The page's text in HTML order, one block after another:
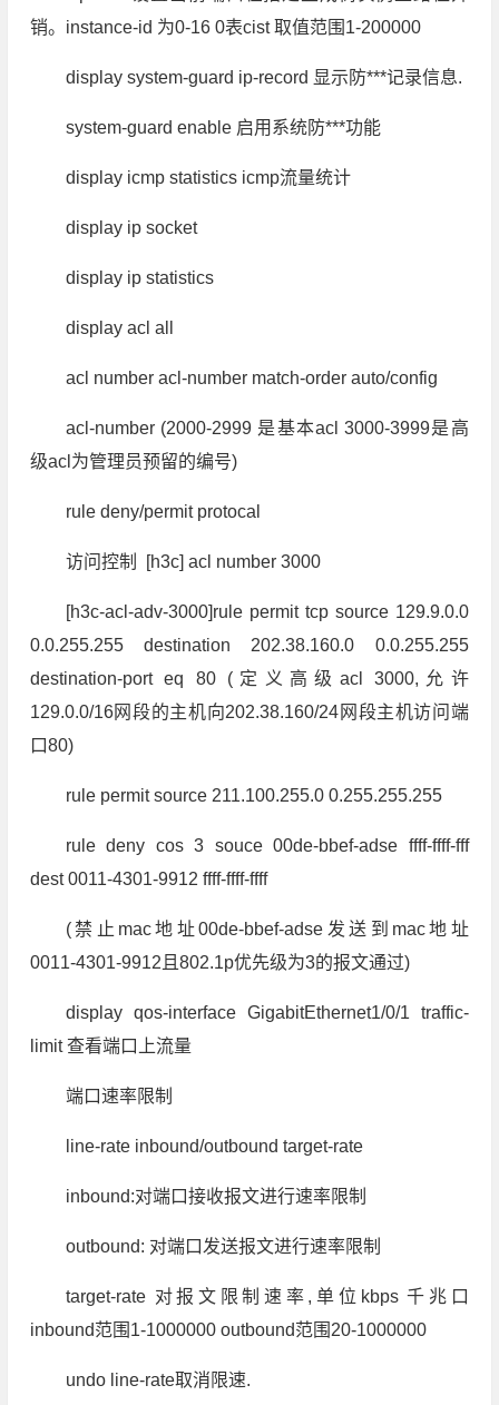
销。instance-id 为0-16 0表cist 取值范围1-200000
display system-guard ip-record 显示防***记录信息.
system-guard enable 启用系统防***功能
display icmp statistics icmp流量统计
display ip socket
display ip statistics
display acl all
acl number acl-number match-order auto/config
acl-number (2000-2999 是基本acl 3000-3999是高
级acl为管理员预留的编号)
rule deny/permit protocal
访问控制 [h3c] acl number 3000
[h3c-acl-adv-3000]rule permit tcp source 129.9.0.0
0.0.255.255 destination 202.38.160.0 0.0.255.255
destination-port eq 80 (定义高级acl 3000,允许
129.0.0/16网段的主机向202.38.160/24网段主机访问端
口80)
rule permit source 211.100.255.0 0.255.255.255
rule deny cos 3 souce 00de-bbef-adse ffff-ffff-fff
dest 0011-4301-9912 ffff-ffff-ffff
(禁止mac地址00de-bbef-adse发送到mac地址
0011-4301-9912且802.1p优先级为3的报文通过)
display qos-interface GigabitEthernet1/0/1 traffic-
limit 查看端口上流量
端口速率限制
line-rate inbound/outbound target-rate
inbound:对端口接收报文进行速率限制
outbound: 对端口发送报文进行速率限制
target-rate 对报文限制速率,单位kbps 千兆口
inbound范围1-1000000 outbound范围20-1000000
undo line-rate取消限速.